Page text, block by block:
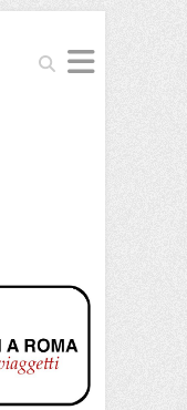
Cerca